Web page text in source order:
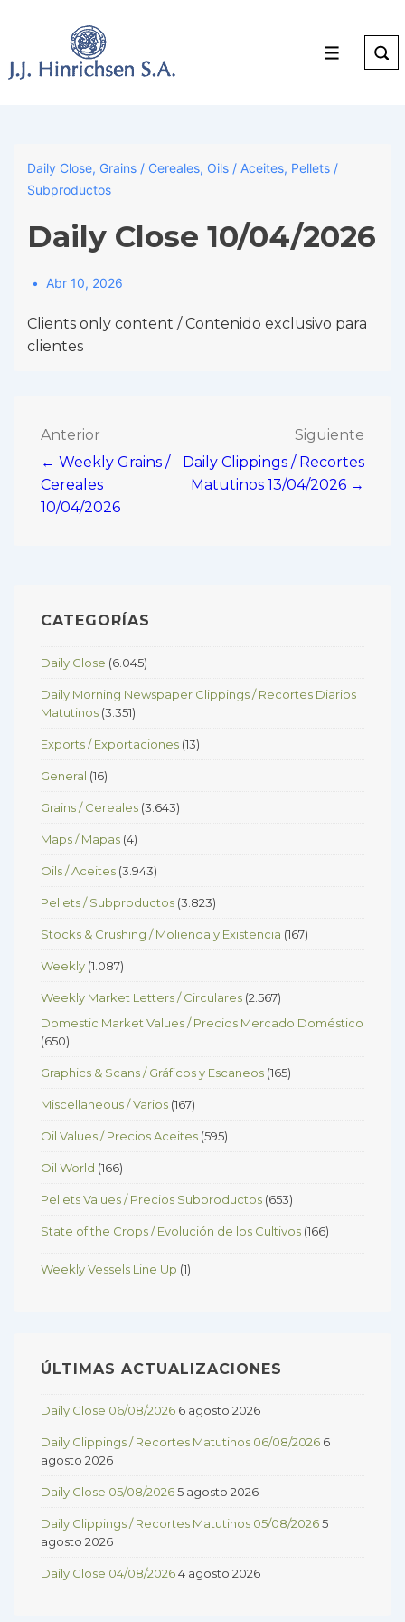
Main
Menu
Daily Close, Grains / Cereales, Oils / Aceites, Pellets /
Subproductos
Daily Close 10/04/2026
Abr 10, 2026
Clients only content / Contenido exclusivo para
clientes
Navegación
de
entradas
Anterior
← Weekly Grains /
Cereales
10/04/2026
Siguiente
Daily Clippings / Recortes
Matutinos 13/04/2026 →
CATEGORÍAS
Daily Close (6.045)
Daily Morning Newspaper Clippings / Recortes Diarios
Matutinos (3.351)
Exports / Exportaciones (13)
General (16)
Grains / Cereales (3.643)
Maps / Mapas (4)
Oils / Aceites (3.943)
Pellets / Subproductos (3.823)
Stocks & Crushing / Molienda y Existencia (167)
Weekly (1.087)
Weekly Market Letters / Circulares (2.567)
Domestic Market Values / Precios Mercado Doméstico
(650)
Graphics & Scans / Gráficos y Escaneos (165)
Miscellaneous / Varios (167)
Oil Values / Precios Aceites (595)
Oil World (166)
Pellets Values / Precios Subproductos (653)
State of the Crops / Evolución de los Cultivos (166)
Weekly Vessels Line Up (1)
ÚLTIMAS ACTUALIZACIONES
Daily Close 06/08/2026 6 agosto 2026
Daily Clippings / Recortes Matutinos 06/08/2026 6
agosto 2026
Daily Close 05/08/20265 agosto 2026
Daily Clippings / Recortes Matutinos 05/08/20265
agosto 2026
Daily Close 04/08/20264 agosto 2026